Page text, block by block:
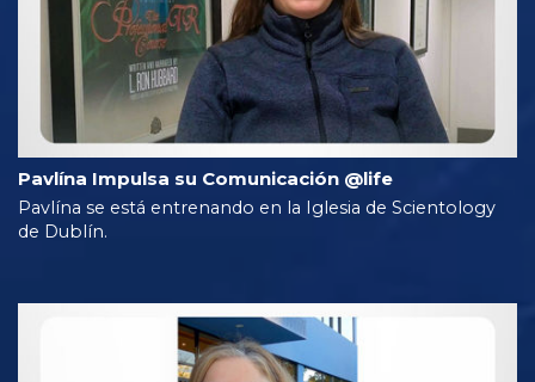
Pavlína Impulsa su Comunicación @life
Pavlína se está entrenando en la Iglesia de Scientology
de Dublín.